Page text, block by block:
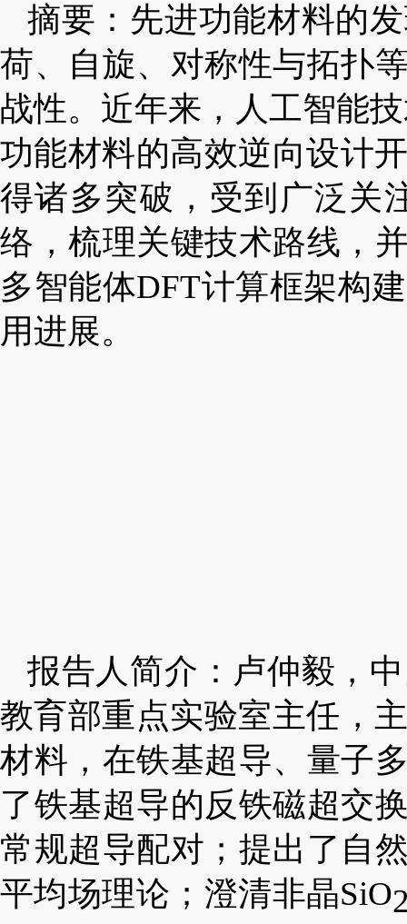
摘要：先进功能材料的
荷、自旋、对称性与拓扑
战性。近年来，人工智能
功能材料的高效逆向设计
得诸多突破，受到广泛关
络，梳理关键技术路线，
多智能体DFT计算框架构
用进展。
报告人简介：卢仲毅，
教育部重点实验室主任，
材料，在铁基超导、量子
了铁基超导的反铁磁超交
常规超导配对；提出了自
平均场理论；澄清非晶SiO